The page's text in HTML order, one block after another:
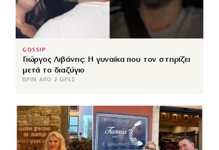
GOSSIP
Γιώργος Λιβάνης: Η γυναίκα που τον στηρίζει
μετά το διαζύγιο
ΠΡΙΝ ΑΠΌ 2 ΏΡΕΣ